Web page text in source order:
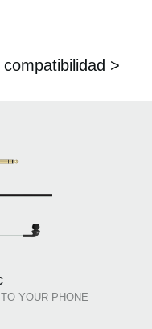
compatibilidad >
YOUR PHONE